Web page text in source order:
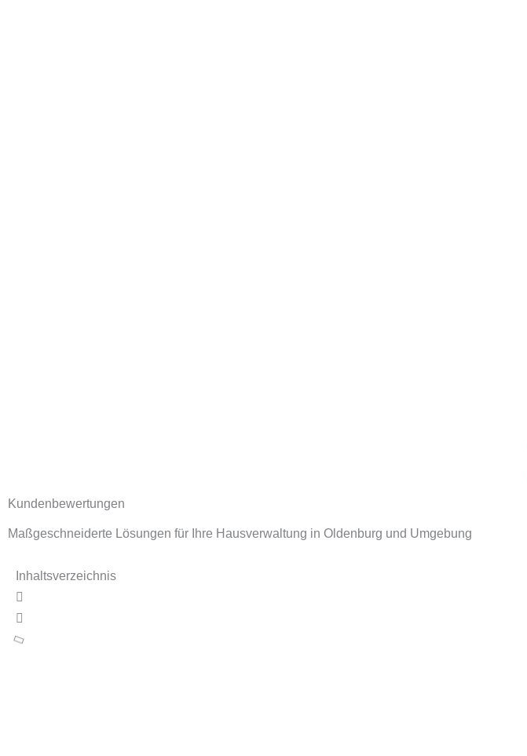
Kundenbewertungen
Maßgeschneiderte Lösungen für Ihre Hausverwaltung in Oldenburg und Umgebung
Inhaltsverzeichnis